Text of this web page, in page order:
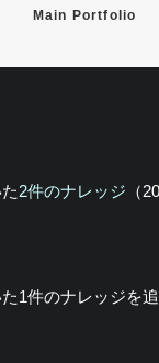
Main Portfolio
2件のナレッジ （
1件のナレッジを追